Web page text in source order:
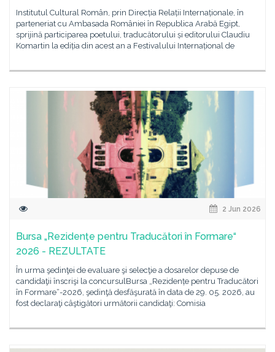
Institutul Cultural Român, prin Direcția Relații Internaționale, în
parteneriat cu Ambasada României în Republica Arabă Egipt,
sprijină participarea poetului, traducătorului și editorului Claudiu
Komartin la ediția din acest an a Festivalului Internațional de
2 Jun 2026
Bursa „Rezidențe pentru Traducători în Formare“
2026 - REZULTATE
În urma şedinţei de evaluare şi selecţie a dosarelor depuse de
candidaţii înscrişi la concursulBursa „Rezidențe pentru Traducători
în Formare“-2026, şedinţă desfăşurată în data de 29. 05. 2026, au
fost declaraţi câştigători următorii candidaţi: Comisia